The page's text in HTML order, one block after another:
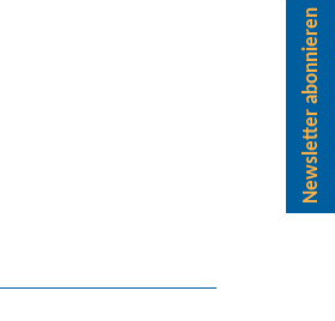
Newsletter abonnieren